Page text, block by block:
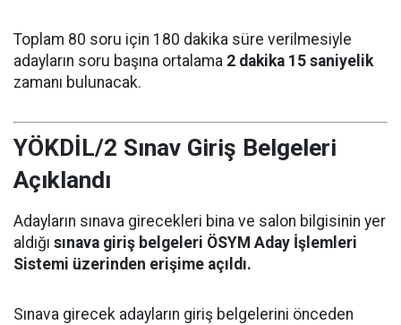
Toplam 80 soru için 180 dakika süre verilmesiyle
adayların soru başına ortalama 2 dakika 15 saniyelik
zamanı bulunacak.
YÖKDİL/2 Sınav Giriş Belgeleri
Açıklandı
Adayların sınava girecekleri bina ve salon bilgisinin yer
aldığı sınava giriş belgeleri ÖSYM Aday İşlemleri
Sistemi üzerinden erişime açıldı.
Sınava girecek adayların giriş belgelerini önceden